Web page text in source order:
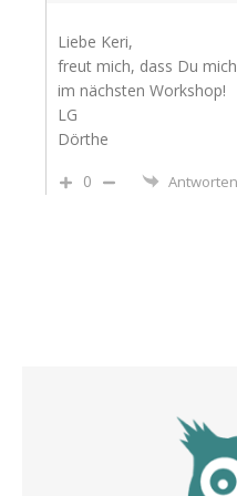
Liebe Keri,
freut mich, dass Du
im nächsten Workshop!
LG
Dörthe
0
Antworten